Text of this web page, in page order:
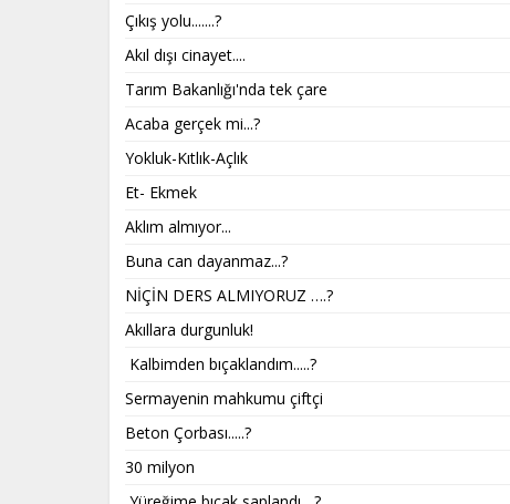
Çıkış yolu.......?
Akıl dışı cinayet....
Tarım Bakanlığı'nda tek çare
Acaba gerçek mi...?
Yokluk-Kıtlık-Açlık
Et- Ekmek
Aklım almıyor...
Buna can dayanmaz...?
NİÇİN DERS ALMIYORUZ ….?
Akıllara durgunluk!
Kalbimden bıçaklandım.....?
Sermayenin mahkumu çiftçi
Beton Çorbası.....?
30 milyon